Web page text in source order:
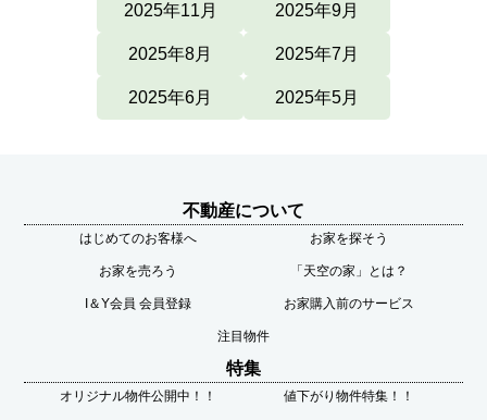
2025年11月 2025年9月
2025年8月 2025年7月
2025年6月 2025年5月
不動産について
はじめてのお客様へ お家を探そう
お家を売ろう 「天空の家」とは？
I＆Y会員 会員登録 お家購入前のサービス
注目物件
特集
オリジナル物件公開中！！ 値下がり物件特集！！